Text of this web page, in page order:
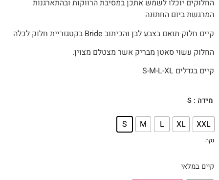
החלוקים יוכלו לשמש אתכן במסיבת הרווקות ובהתארגנות
המרגשת ביום החתונה
קיים חלוק תואם בצבע לבן והכיתוב Bride בקטגוריית חלוק לכלה
החלוק עשוי סאטן מבריק אשר מצטלם מצוין.
קיים בגדלים S-M-L-XL
מידה : S
XXL
XL
L
M
S
נקה
קיים במלאי